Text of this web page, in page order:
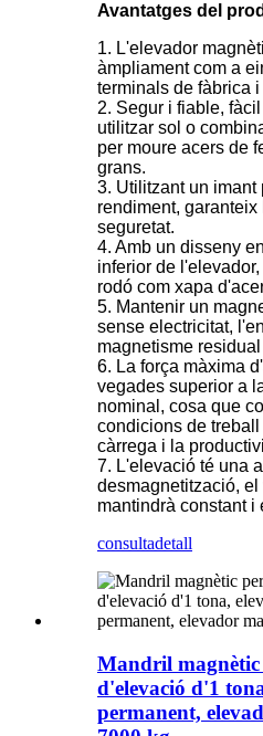
Avantatges del
1. L'elevador
àmpliament com a
terminals de fàbrica
2. Segur i fiable,
utilitzar sol o
per moure acers de
grans.
3. Utilitzant un imant
rendiment,
seguretat.
4. Amb un disseny
inferior de
rodó com xapa
5. Mantenir un
sense electricitat,
magnetisme
6. La força màxima
vegades superior a
nominal, cosa que
condicions de
càrrega i la
7. L'elevació té una
desmagnetització,
mantindrà constant i
consultadetall
Mandril
d'elevació d'1
permanent,